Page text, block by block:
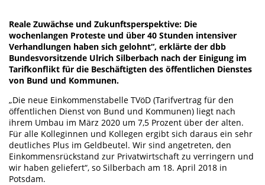
Reale Zuwächse und Zukunftsperspektive: Die
wochenlangen Proteste und über 40 Stunden intensiver
Verhandlungen haben sich gelohnt“, erklärte der dbb
Bundesvorsitzende Ulrich Silberbach nach der Einigung im
Tarifkonflikt für die Beschäftigten des öffentlichen Dienstes
von Bund und Kommunen.
„Die neue Einkommenstabelle TVöD (Tarifvertrag für den
öffentlichen Dienst von Bund und Kommunen) liegt nach
ihrem Umbau im März 2020 um 7,5 Prozent über der alten.
Für alle Kolleginnen und Kollegen ergibt sich daraus ein sehr
deutliches Plus im Geldbeutel. Wir sind angetreten, den
Einkommensrückstand zur Privatwirtschaft zu verringern und
wir haben geliefert“, so Silberbach am 18. April 2018 in
Potsdam.